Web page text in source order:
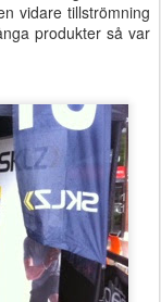
vidare tillströmning
produkter så var